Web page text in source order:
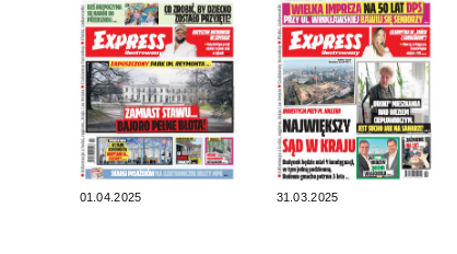
01.04.2025 31.03.2025